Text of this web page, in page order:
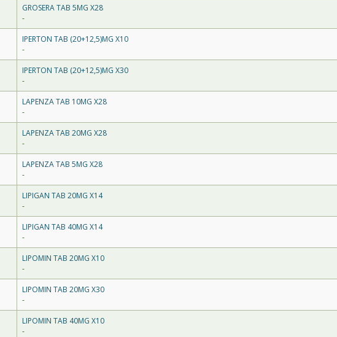
GROSERA TAB 5MG X28
-
IPERTON TAB (20+12,5)MG X10
-
IPERTON TAB (20+12,5)MG X30
-
LAPENZA TAB 10MG X28
-
LAPENZA TAB 20MG X28
-
LAPENZA TAB 5MG X28
-
LIPIGAN TAB 20MG X14
-
LIPIGAN TAB 40MG X14
-
LIPOMIN TAB 20MG X10
-
LIPOMIN TAB 20MG X30
-
LIPOMIN TAB 40MG X10
-